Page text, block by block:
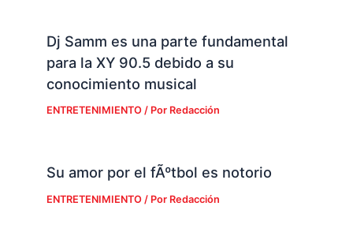
Dj Samm es una parte fundamental
para la XY 90.5 debido a su
conocimiento musical
ENTRETENIMIENTO/ Por Redacción
Su amor por el fÃºtbol es notorio
ENTRETENIMIENTO/ Por Redacción